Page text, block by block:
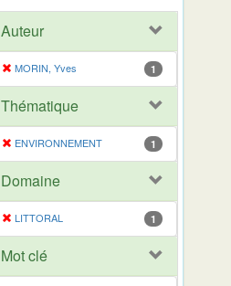
Auteur
MORIN, Yves 1
Thématique
ENVIRONNEMENT 1
Domaine
LITTORAL 1
Mot clé